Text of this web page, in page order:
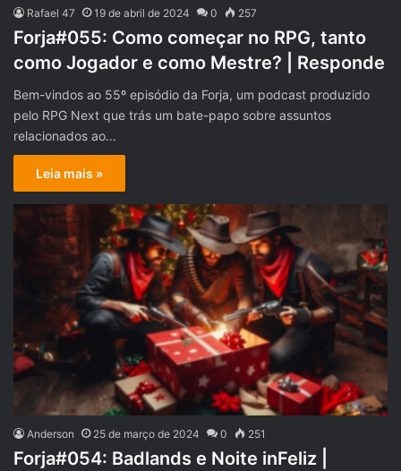
Rafael 47 19 de abril de 2024 0 257
Forja#055: Como começar no RPG, tanto
como Jogador e como Mestre? | Responde
Bem-vindos ao 55º episódio da Forja, um podcast produzido
pelo RPG Next que trás um bate-papo sobre assuntos
relacionados ao…
Leia mais »
Anderson 25 de março de 2024 0 251
Forja#054: Badlands e Noite inFeliz |